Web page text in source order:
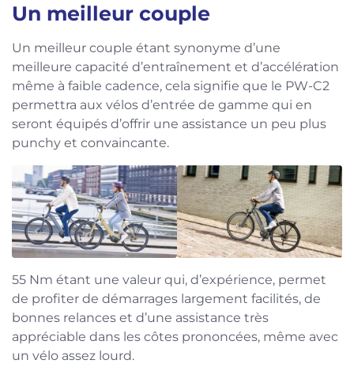
Un meilleur couple
Un meilleur couple étant synonyme d’une
meilleure capacité d’entraînement et d’accélération
même à faible cadence, cela signifie que le PW-C2
permettra aux vélos d’entrée de gamme qui en
seront équipés d’offrir une assistance un peu plus
punchy et convaincante.
55 Nm étant une valeur qui, d’expérience, permet
de profiter de démarrages largement facilités, de
bonnes relances et d’une assistance très
appréciable dans les côtes prononcées, même avec
un vélo assez lourd.